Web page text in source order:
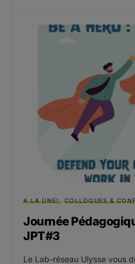
A LA UNE! COLLOQUES &
Journée
JPT#3
Le Lab-réseau Ulysse vous